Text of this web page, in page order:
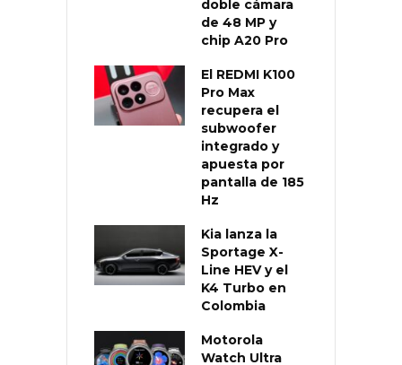
doble cámara
de 48 MP y
chip A20 Pro
El REDMI K100
Pro Max
recupera el
subwoofer
integrado y
apuesta por
pantalla de 185
Hz
Kia lanza la
Sportage X-
Line HEV y el
K4 Turbo en
Colombia
Motorola
Watch Ultra